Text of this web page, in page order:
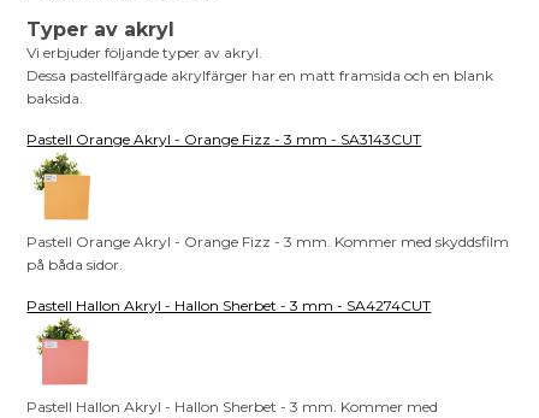
Typer av akryl
Vi erbjuder följande typer av akryl.
Dessa pastellfärgade akrylfärger har en matt framsida och en blank
baksida.
Pastell Orange Akryl - Orange Fizz - 3 mm - SA3143CUT
Pastell Orange Akryl - Orange Fizz - 3 mm. Kommer med skyddsfilm
på båda sidor.
Pastell Hallon Akryl - Hallon Sherbet - 3 mm - SA4274CUT
Pastell Hallon Akryl - Hallon Sherbet - 3 mm. Kommer med